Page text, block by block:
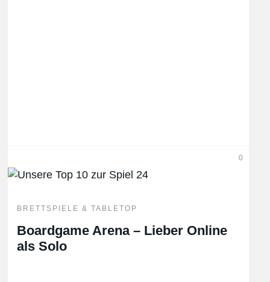
0
BRETTSPIELE & TABLETOP
Boardgame Arena – Lieber Online
als Solo